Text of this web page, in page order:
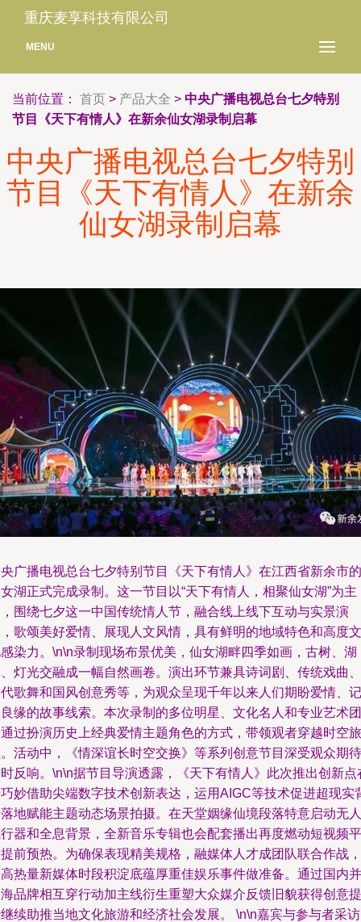
重庆麦享科技有限公司
MENU
当前位置： 首页 > 产品大全 > 中央广播电视总台七夕特别
节目《天下有情人》在新余仙女湖录制启幕
中央广播电视总台七夕特别
节目《天下有情人》在新余
仙女湖录制启幕
广播电视总台七夕特别节目《天下有情人》在江西省新余市的
湖正式完成录制。这一节目以“天下有情人，相聚仙女湖”为主
围绕七夕这一中国传统情人节，融合线上线下互动与实景演
歌颂美好爱情、展现人文风情，具有鲜明的地域特色和高度文
染力。\n\n录制现场布景优美，仙女湖畔四季如画，古树、湖
灯光交融成一幅自然画卷。演出环节兼具诗词剧、传统戏曲、
歌舞和国风创意秀等，为观众呈现千年以来人们期盼爱情、记
缘的故事线索。本次录制的多位明星、文化名人和专业艺术团
过扮演历史上经典爱情主题角色的方式，带领观者穿越时空旅
活动中，《情深谊长时空交换》等系列创意节目深受观众期待
反响。\n\n据节目导演透露，《天下有情人》此次推出创新点
妙借助尖端数字技术创新表达，运用AIGC等技术促进超现实
地赋能主题动态场景拍摄。在天堂姻缘仙境段落特意启动无人
器和全息背景，全新音乐专辑也会配套播出再度燃动短视频平
前预热。为确保表现精美规格，融媒体人才成团队联合作战，
热量新媒体时段积淀底蕴厚重佳娱乐事件做准备。通过国内并
品牌相互穿行动加主线衍生重塑大众媒介反馈旧貌获得创意提
续助推当地文化旅游和经济社会发展。 \n\n嘉宾与参与者采